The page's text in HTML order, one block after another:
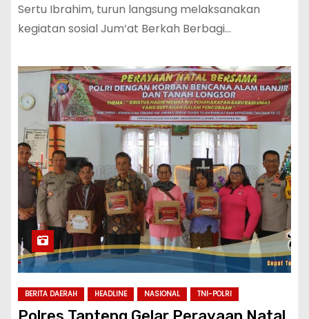
Sertu Ibrahim, turun langsung melaksanakan
kegiatan sosial Jum’at Berkah Berbagi…
BERITA DAERAH HEADLINE NASIONAL TNI-POLRI